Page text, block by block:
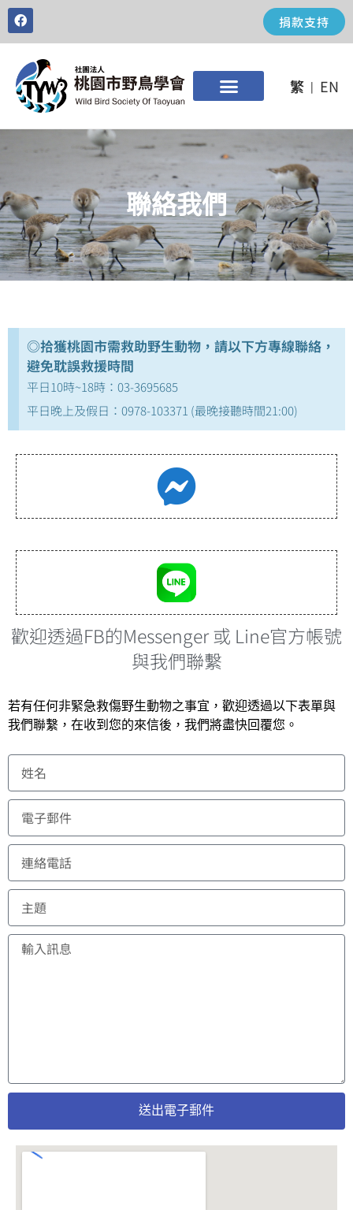
捐款支持
繁 | EN
聯絡我們
◎拾獲桃園市需救助野生動物，請以下方專線聯絡，
避免耽誤救援時間
平日10時~18時：03-3695685
平日晚上及假日：0978-103371 (最晚接聽時間21:00)
歡迎透過FB的Messenger 或 Line官方帳號
與我們聯繫
若有任何非緊急救傷野生動物之事宜，歡迎透過以下表單與
我們聯繫，在收到您的來信後，我們將盡快回覆您。
送出電子郵件